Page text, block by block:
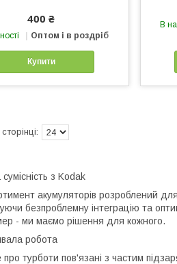
400 ₴
Оптом і в роздріб
Купити
В
з Kodak
акумуляторів розроблений
безпроблемну інтеграцію та
- ми маємо рішення для кожного.
робота
про турботи пов'язані з частим